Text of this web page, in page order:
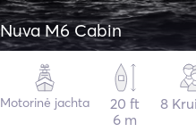
Nuva M6 Cabin
Motorinė jachta
20 ft
6 m
8